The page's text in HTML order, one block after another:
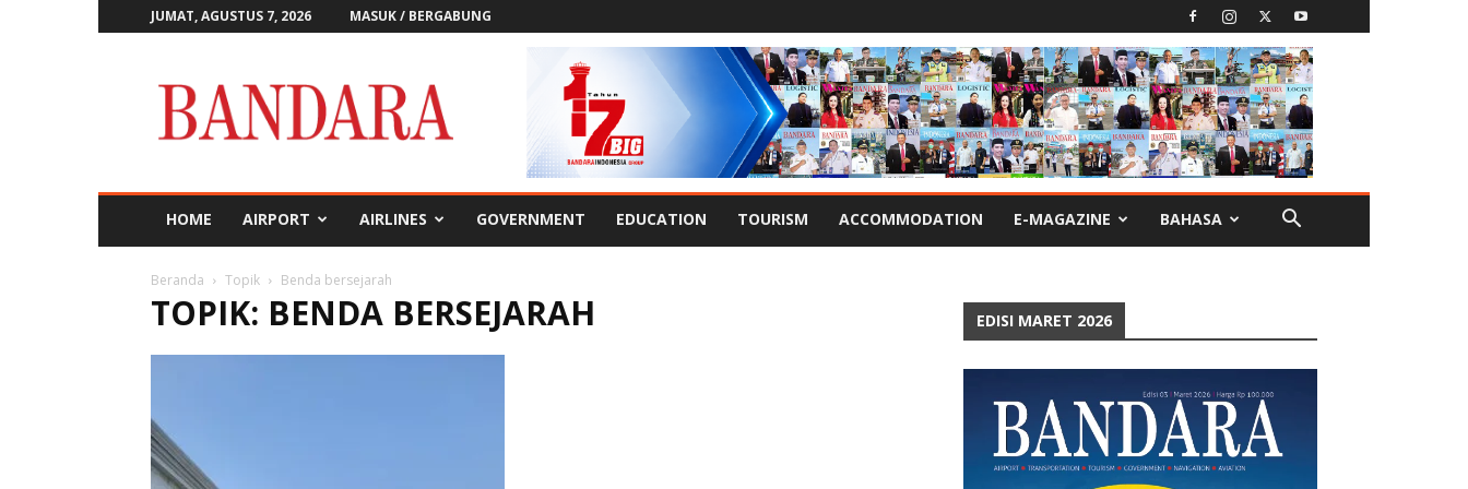
JUMAT, AGUSTUS 7, 2026 MASUK / BERGABUNG
Bandara
HOME AIRPORT AIRLINES GOVERNMENT EDUCATION TOURISM ACCOMMODATION E-MAGAZINE BAHASA
Beranda Topik Benda bersejarah
TOPIK: BENDA BERSEJARAH EDISI MARET 2026